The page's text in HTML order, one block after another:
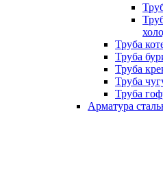
Труба
Труба
Труба
Труба
Труба
Арматура